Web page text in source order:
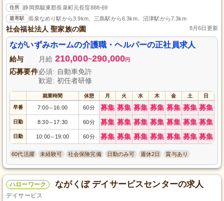
住所 静岡県駿東郡長泉町元長窪888-69
最寄駅 長泉なめり駅から3.9km、三島駅から6.3km、沼津駅から7.3km
社会福祉法人 聖家族の園 8月6日更新
ながいずみホームの介護職・ヘルパーの正社員求人
給与 月給 210,000~290,000円
応募要件必須: 自動車免許
歓迎: 初任者研修
就業時間 休憩 月 火 水 木 金 土 日
早番 7:00～ 16:00 60分 募集 募集 募集 募集 募集 募集 募集
日勤 8:30～ 17:30 60分 募集 募集 募集 募集 募集 募集 募集
日勤 10:00～ 19:00 60分 募集 募集 募集 募集 募集 募集 募集
60代活躍 未経験可 社会保険完備 日勤のみ可 週休2日 賞与あり
ハローワーク ながくぼ デイサービスセンターの求人
デイサービス